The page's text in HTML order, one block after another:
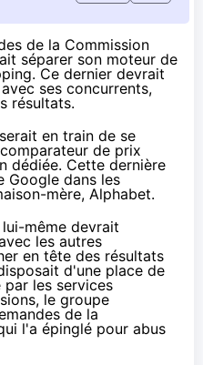
de la Commission
séparer son moteur de
Ce dernier devrait
ses concurrents,
résultats.
en train de se
de prix
dédiée. Cette dernière
Google dans les
mère, Alphabet.
même devrait
les autres
en tête des résultats
d'une place de
les services
le groupe
de la
l'a épinglé pour abus